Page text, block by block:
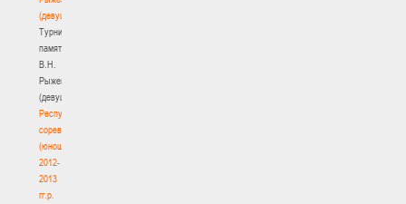
(девушки)
Турнир
памяти
В.Н.
Рыженкова
(девушки)
Республиканские
соревнования
(юноши)
2012-
2013
гг.р.